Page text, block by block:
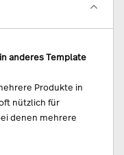
anderes Template
Produkte in
nützlich für
denen mehrere